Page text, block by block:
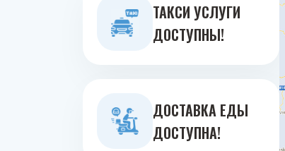
ТАКСИ УСЛУГИ
ДОСТУПНЫ!
ДОСТАВКА ЕДЫ
ДОСТУПНА!